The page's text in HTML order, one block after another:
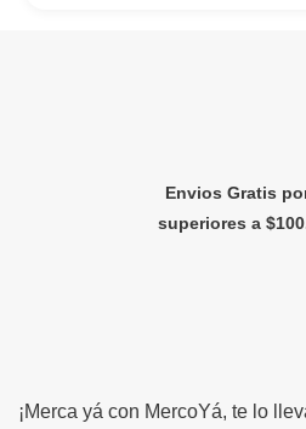
Envios Gratis
superiores a
¡Merca yá con MercoYá, te lo